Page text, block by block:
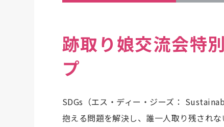
跡取り娘交流会特
プ
SDGs（エス・ディー・ジーズ：
抱える問題を解決し、誰一人取り残され